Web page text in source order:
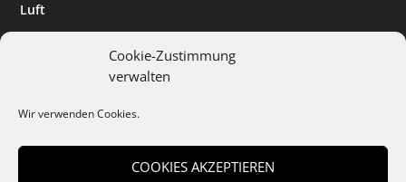
Cookie-Zustimmung
verwalten
Wir verwenden Cookies.
COOKIES AKZEPTIEREN
Luft
Digitalisierung